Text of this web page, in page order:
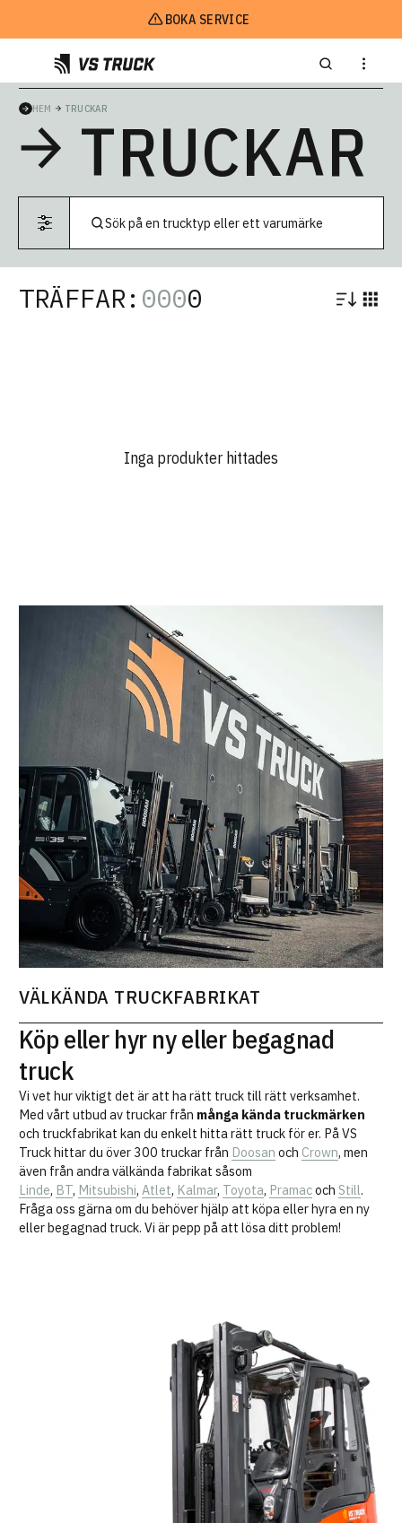
BOKA SERVICE
HEM TRUCKAR
TRUCKAR
TRÄFFAR: 0000
Inga produkter hittades
VÄLKÄNDA TRUCKFABRIKAT
Köp eller hyr ny eller begagnad
truck
Vi vet hur viktigt det är att ha rätt truck till rätt verksamhet.
Med vårt utbud av truckar från många kända truckmärken
och truckfabrikat kan du enkelt hitta rätt truck för er. På VS
Truck hittar du över 300 truckar från Doosan och Crown, men
även från andra välkända fabrikat såsom
Linde, BT, Mitsubishi, Atlet, Kalmar, Toyota, PramacochStill.
Fråga oss gärna om du behöver hjälp att köpa eller hyra en ny
eller begagnad truck. Vi är pepp på att lösa ditt problem!